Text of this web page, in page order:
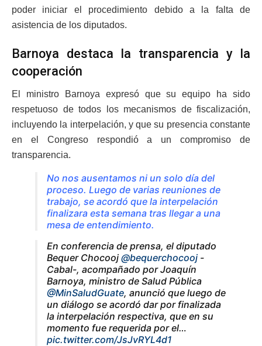
poder iniciar el procedimiento debido a la falta de
asistencia de los diputados.
Barnoya destaca la transparencia y la
cooperación
El ministro Barnoya expresó que su equipo ha sido
respetuoso de todos los mecanismos de fiscalización,
incluyendo la interpelación, y que su presencia constante
en el Congreso respondió a un compromiso de
transparencia.
No nos ausentamos ni un solo día del
proceso. Luego de varias reuniones de
trabajo, se acordó que la interpelación
finalizara esta semana tras llegar a una
mesa de entendimiento.
En conferencia de prensa, el diputado
Bequer Chocooj @bequerchocooj -
Cabal-, acompañado por Joaquín
Barnoya, ministro de Salud Pública
@MinSaludGuate, anunció que luego de
un diálogo se acordó dar por finalizada
la interpelación respectiva, que en su
momento fue requerida por el…
pic.twitter.com/JsJvRYL4d1